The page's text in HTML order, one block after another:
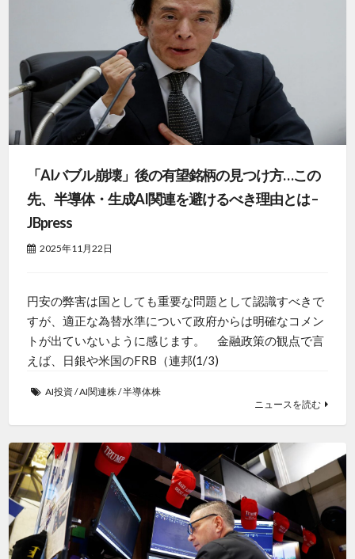
「AIバブル崩壊」後の有望銘柄の見つけ方…この
先、半導体・生成AI関連を避けるべき理由とは –
JBpress
2025年11月22日
円安の弊害は国としても重要な問題として認識すべきで
すが、適正な為替水準について政府からは明確なコメン
トが出ていないように感じます。 金融政策の観点で言
えば、日銀や米国のFRB（連邦(1/3)
AI投資/AI関連株/半導体株
ニュースを読む